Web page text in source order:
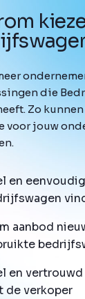
die
Zo
voor jouw
en
aanbod
en
de verkoper